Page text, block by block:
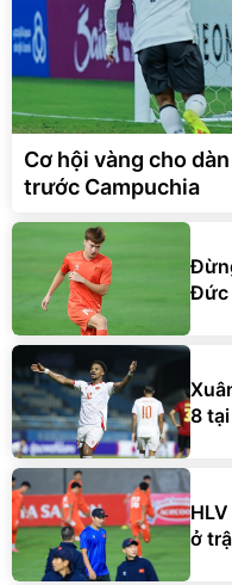
Cơ hội vàng cho
trước Campuchia
Đức
8
ở